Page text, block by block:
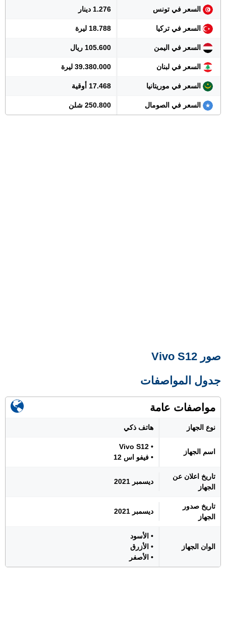
السعر في تونس 1.276 دينار
السعر في تركيا 18.788 ليرة
السعر في اليمن 105.600 ريال
السعر في لبنان 39.380.000 ليرة
السعر في موريتانيا 17.468 أوقية
السعر في الصومال 250.800 شلن
صور Vivo S12
جدول المواصفات
مواصفات عامة
نوع الجهاز هاتف ذكي
اسم الجهاز
• Vivo S12
• فيفو اس 12
تاريخ اعلان عن
الجهاز
ديسمبر 2021
تاريخ صدور
الجهاز
ديسمبر 2021
الوان الجهاز
• الأسود
• الأزرق
• الأصفر